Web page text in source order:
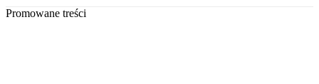
Promowane treści